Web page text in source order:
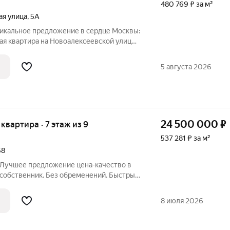
улица,5А
предложение в сердце Москвы:
квартира на Новоалексеевской улице,
Квартира расположена на 4 этаже
480 769 ₽ за м²
5 августа 2026
· 7 этаж из 9
предложение цена-качество в
Без обременений. Быстрый
проживания, так и под арендный
24 500 000 ₽
537 281 ₽ за м²
8 июля 2026